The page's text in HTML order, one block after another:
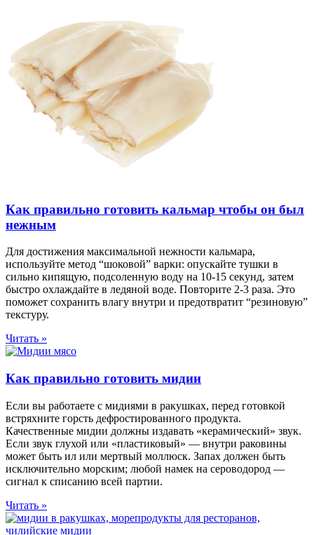
Как правильно готовить кальмар чтобы он был
нежным
Для достижения максимальной нежности кальмара,
используйте метод “шоковой” варки: опускайте тушки в
сильно кипящую, подсоленную воду на 10-15 секунд, затем
быстро охлаждайте в ледяной воде. Повторите 2-3 раза. Это
поможет сохранить влагу внутри и предотвратит “резиновую”
текстуру.
Читать »
Как правильно готовить мидии
Если вы работаете с мидиями в ракушках, перед готовкой
встряхните горсть дефростированного продукта.
Качественные мидии должны издавать «керамический» звук.
Если звук глухой или «пластиковый» — внутри раковины
может быть ил или мертвый моллюск. Запах должен быть
исключительно морским; любой намек на сероводород —
сигнал к списанию всей партии.
Читать »